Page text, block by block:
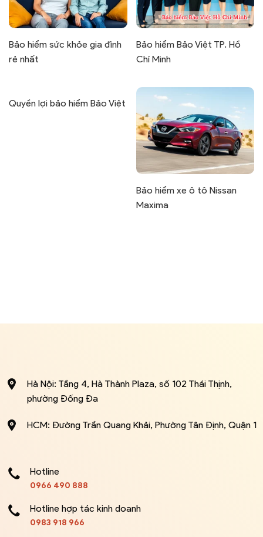
Bảo hiểm sức khỏe gia đình
rẻ nhất
Bảo hiểm Bảo Việt TP. Hồ
Chí Minh
Quyền lợi bảo hiểm Bảo Việt
Bảo hiểm xe ô tô Nissan
Maxima
Hà Nội: Tầng 4, Hà Thành Plaza, số 102 Thái Thịnh,
phường Đống Đa
HCM: Đường Trần Quang Khải, Phường Tân Định, Quận 1
Hotline
0966 490 888
Hotline hợp tác kinh doanh
0983 918 966